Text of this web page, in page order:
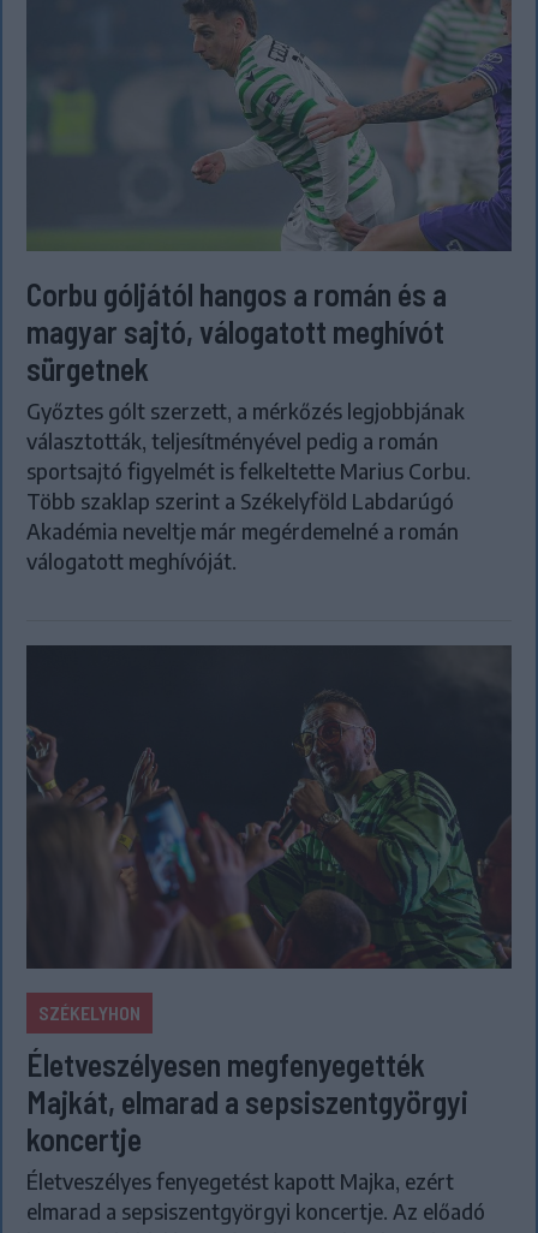
Corbu góljától hangos a román és a
magyar sajtó, válogatott meghívót
sürgetnek
Győztes gólt szerzett, a mérkőzés legjobbjának
választották, teljesítményével pedig a román
sportsajtó figyelmét is felkeltette Marius Corbu.
Több szaklap szerint a Székelyföld Labdarúgó
Akadémia neveltje már megérdemelné a román
válogatott meghívóját.
SZÉKELYHON
Életveszélyesen megfenyegették
Majkát, elmarad a sepsiszentgyörgyi
koncertje
Életveszélyes fenyegetést kapott Majka, ezért
elmarad a sepsiszentgyörgyi koncertje. Az előadó